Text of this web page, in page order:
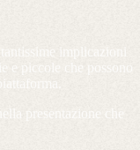
implicazioni
e piccole che possono
presentazione che